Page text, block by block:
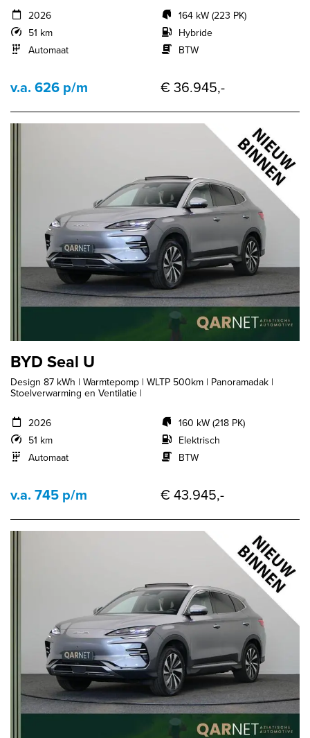
2026
51 km
Automaat
164 kW (223 PK)
Hybride
BTW
v.a. 626 p/m € 36.945,-
BYD Seal U
Design 87 kWh | Warmtepomp | WLTP 500km | Panoramadak |
Stoelverwarming en Ventilatie |
2026
51 km
Automaat
160 kW (218 PK)
Elektrisch
BTW
v.a. 745 p/m € 43.945,-